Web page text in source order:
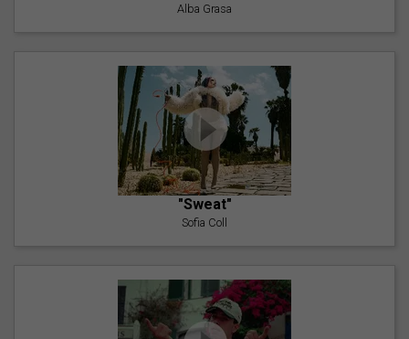
Alba Grasa
"Sweat"
Sofia Coll